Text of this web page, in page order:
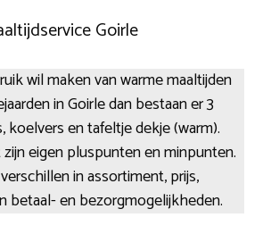
Goirle
wil maken van warme maaltijden
in Goirle dan bestaan er 3
koelvers en tafeltje dekje (warm).
eigen pluspunten en minpunten.
in assortiment, prijs,
betaal- en bezorgmogelijkheden.